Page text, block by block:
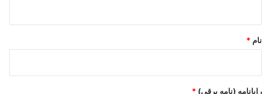
نام *
رایانامه (نامه برقی) *